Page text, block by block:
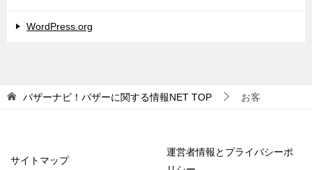
WordPress.org
バザーナビ！バザーに関する情報NET TOP お客
サイトマップ
運営者情報とプライバシーポ